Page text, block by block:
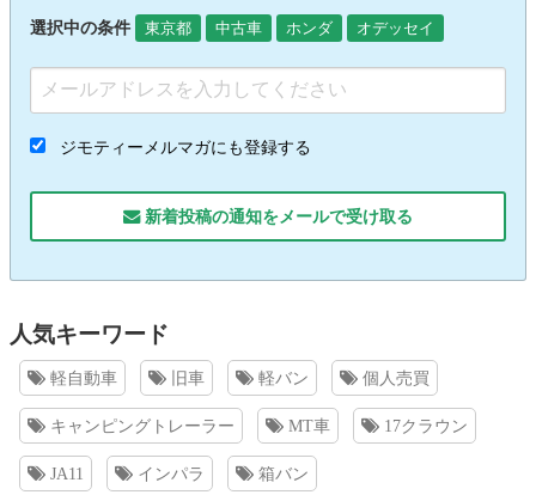
選択中の条件 東京都 中古車 ホンダ オデッセイ
ジモティーメルマガにも登録する
新着投稿の通知をメールで受け取る
人気キーワード
軽自動車 旧車 軽バン 個人売買
キャンピングトレーラー MT車 17クラウン
JA11 インパラ 箱バン